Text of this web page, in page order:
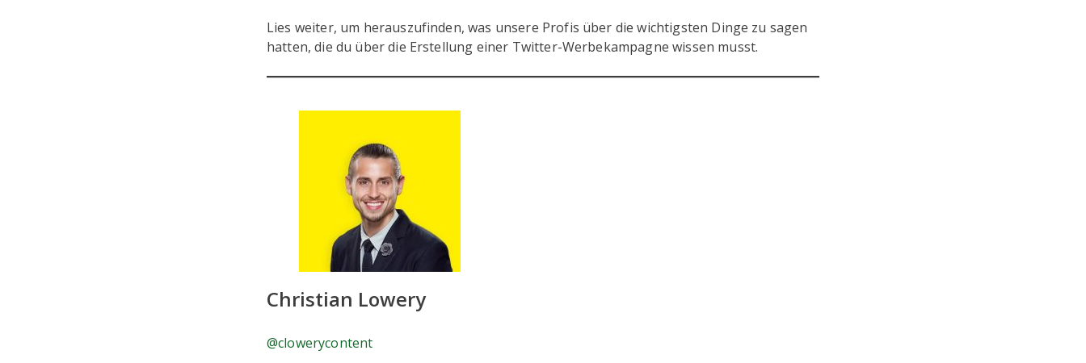
Lies weiter, um herauszufinden, was unsere Profis über die wichtigsten Dinge zu sagen
hatten, die du über die Erstellung einer Twitter-Werbekampagne wissen musst.
Christian Lowery
@clowerycontent